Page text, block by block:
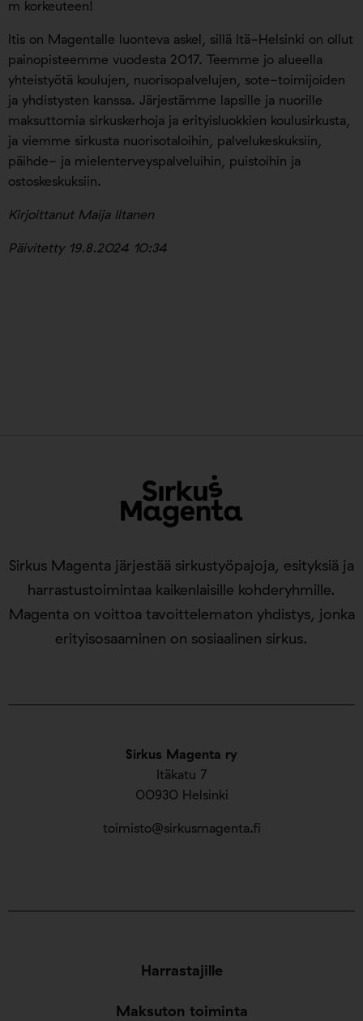
m korkeuteen!
Itis on Magentalle luonteva askel, sillä Itä-Helsinki on ollut
painopisteemme vuodesta 2017. Teemme jo alueella
yhteistyötä koulujen, nuorisopalvelujen, sote-toimijoiden
ja yhdistysten kanssa. Järjestämme lapsille ja nuorille
maksuttomia sirkuskerhoja ja erityisluokkien koulusirkusta,
ja viemme sirkusta nuorisotaloihin, palvelukeskuksiin,
päihde- ja mielenterveyspalveluihin, puistoihin ja
ostoskeskuksiin.
Kirjoittanut Maija Iltanen
Päivitetty 19.8.2024 10:34
Sirkus Magenta ry
Itäkatu 7
00930 Helsinki
toimisto@sirkusmagenta.fi
Sirkus Magenta järjestää sirkustyöpajoja, esityksiä ja
harrastustoimintaa kaikenlaisille kohderyhmille.
Magenta on voittoa tavoittelematon yhdistys, jonka
erityisosaaminen on sosiaalinen sirkus.
Harrastajille
Maksuton toiminta